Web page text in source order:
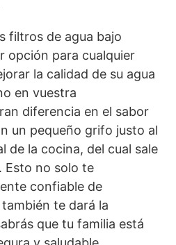
filtros de agua bajo
opción para cualquier
la calidad de su agua
en vuestra
diferencia en el sabor
un pequeño grifo justo al
de la cocina, del cual sale
Esto no solo te
confiable de
te dará la
que tu familia está